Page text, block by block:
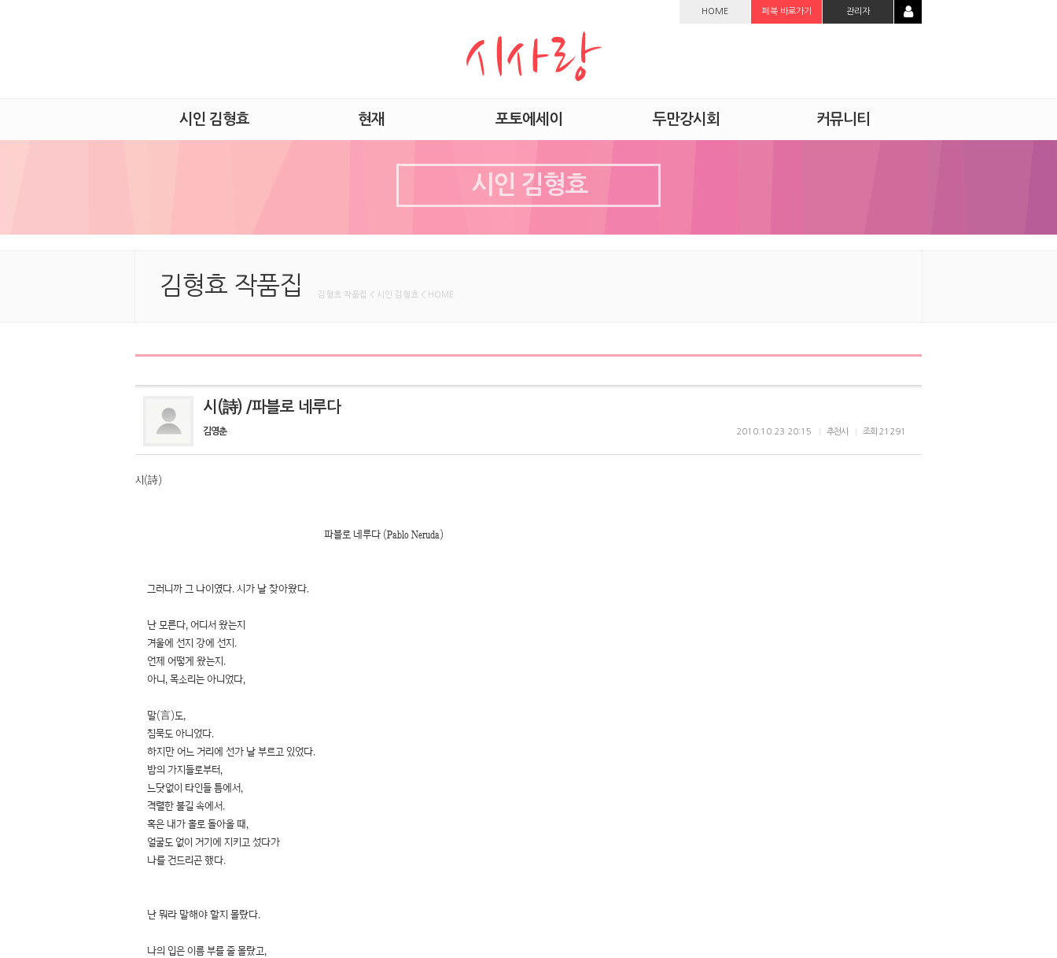
HOME 페북 바로가기 관리자
시인 김형효 현재 포토에세이 두만강시회 커뮤니티
시인 김형효
김형효 작품집 김형효 작품집 < 시인 김형효 < HOME
시(詩) /파블로 네루다
김영춘 조회 21291
추천시
2010.10.23 20:15
시(詩)
파블로 네루다 (Pablo Neruda)
그러니까 그 나이였다. 시가 날 찾아왔다.
난 모른다, 어디서 왔는지
겨울에 선지 강에 선지.
언제 어떻게 왔는지.
아니, 목소리는 아니었다,
말(言)도,
침묵도 아니었다.
하지만 어느 거리에 선가 날 부르고 있었다.
밤의 가지들로부터,
느닷없이 타인들 틈에서,
격렬한 불길 속에서.
혹은 내가 홀로 돌아올 때,
얼굴도 없이 거기에 지키고 섰다가
나를 건드리곤 했다.
난 뭐라 말해야 할지 몰랐다.
나의 입은 이름 부를 줄 몰랐고,